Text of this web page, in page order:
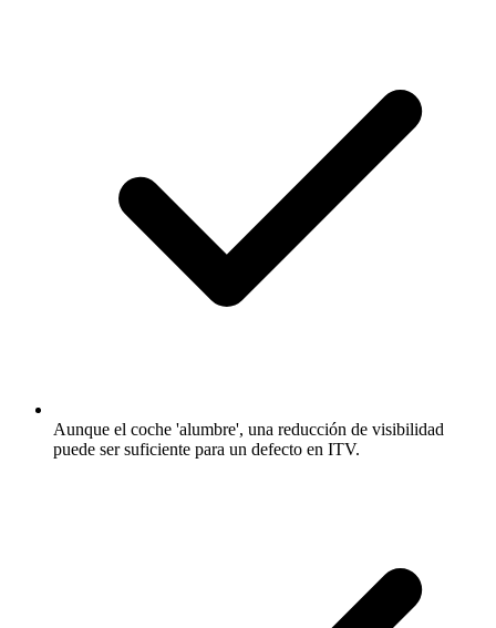
Aunque el coche 'alumbre', una reducción de visibilidad
puede ser suficiente para un defecto en ITV.